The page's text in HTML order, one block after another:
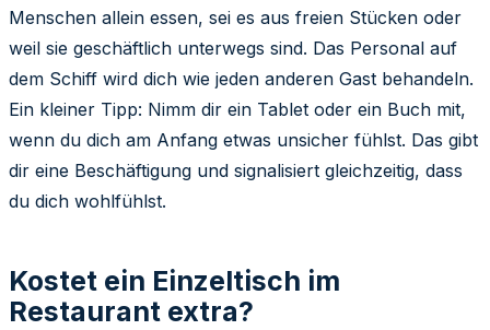
Menschen allein essen, sei es aus freien Stücken oder
weil sie geschäftlich unterwegs sind. Das Personal auf
dem Schiff wird dich wie jeden anderen Gast behandeln.
Ein kleiner Tipp: Nimm dir ein Tablet oder ein Buch mit,
wenn du dich am Anfang etwas unsicher fühlst. Das gibt
dir eine Beschäftigung und signalisiert gleichzeitig, dass
du dich wohlfühlst.
Kostet ein Einzeltisch im
Restaurant extra?